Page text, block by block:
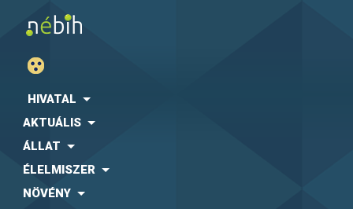
HIVATAL
AKTUÁLIS
ÁLLAT
ÉLELMISZER
NÖVÉNY